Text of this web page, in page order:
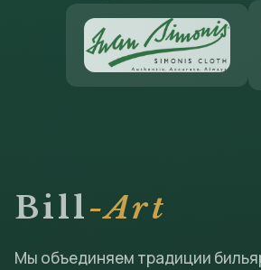
Bill-Art
Мы объединяем традиции